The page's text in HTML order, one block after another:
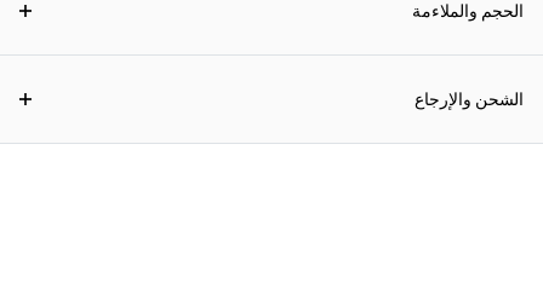
الحجم والملاءمة
الشحن والإرجاع